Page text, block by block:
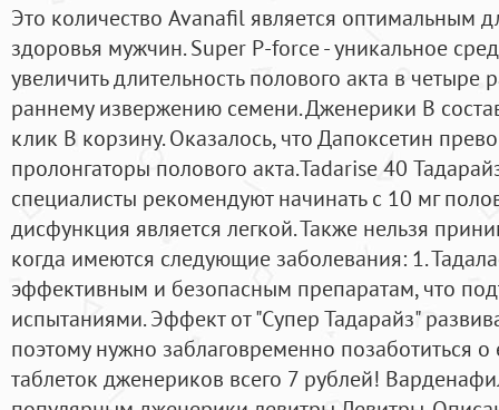
Это количество Avanafil является оптимальным
здоровья мужчин. Super P-force - уникальное
увеличить длительность полового акта в четыре
раннему извержению семени. Дженерики В
клик В корзину. Оказалось, что Дапоксетин
пролонгаторы полового акта.Tadarise 40
специалисты рекомендуют начинать с 10 мг
дисфункция является легкой. Также нельзя
когда имеются следующие заболевания: 1.
эффективным и безопасным препаратам, что
испытаниями. Эффект от "Супер Тадарайз"
поэтому нужно заблаговременно позаботиться
таблеток дженериков всего 7 рублей!